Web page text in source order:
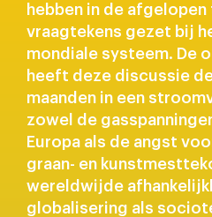
hebben in de afgelopen
vraagtekens gezet bij
mondiale systeem. De
heeft deze discussie
maanden in een
zowel de
Europa als de angst
graan- en
wereldwijde
globalisering als